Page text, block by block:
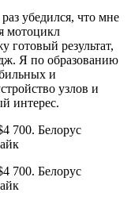
убедился, что мне
мотоцикл
готовый результат,
Я по образованию
и
узлов и
интерес.